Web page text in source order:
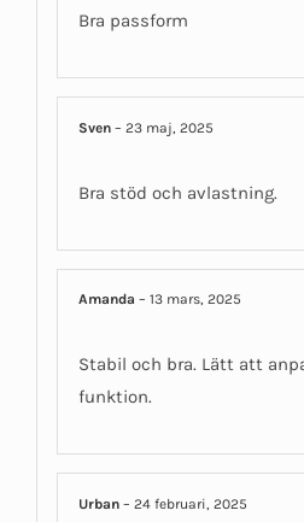
Bra passform
Sven– 23 maj, 2025
Bra stöd och avlastning.
Amanda– 13 mars, 2025
Stabil och bra. Lätt att
funktion.
Urban– 24 februari, 2025